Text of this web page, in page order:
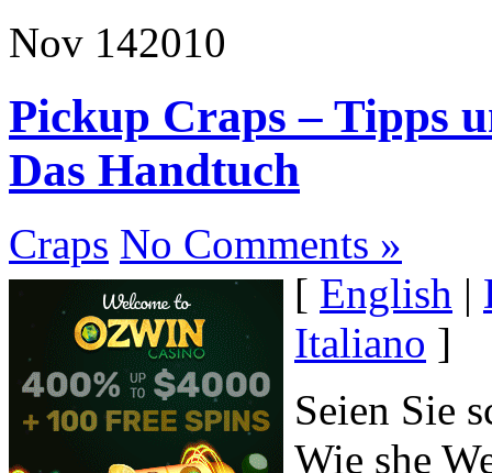
Nov 142010
Pickup Craps – Tipps
Das Handtuch
Craps No Comments »
[ English |
Italiano ]
Seien Sie
Wie she